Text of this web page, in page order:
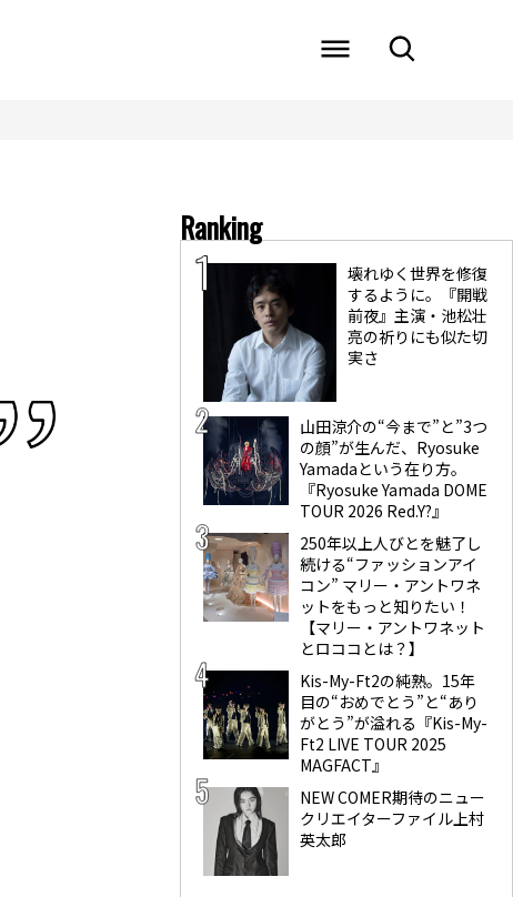
Ranking
壊れゆく世界を修復
するように。『開戦
前夜』主演・池松壮
亮の祈りにも似た切
実さ
山田涼介の“今まで”と”3つ
の顔”が生んだ、Ryosuke
Yamadaという在り方。
『Ryosuke Yamada DOME
TOUR 2026 Red.Y?』
250年以上人びとを魅了し
続ける“ファッションアイ
コン” マリー・アントワネ
ットをもっと知りたい！
【マリー・アントワネット
とロココとは？】
Kis-My-Ft2の純熟。15年
目の“おめでとう”と“あり
がとう”が溢れる『Kis-My-
Ft2 LIVE TOUR 2025
MAGFACT』
NEW COMER期待のニュー
クリエイターファイル上村
英太郎